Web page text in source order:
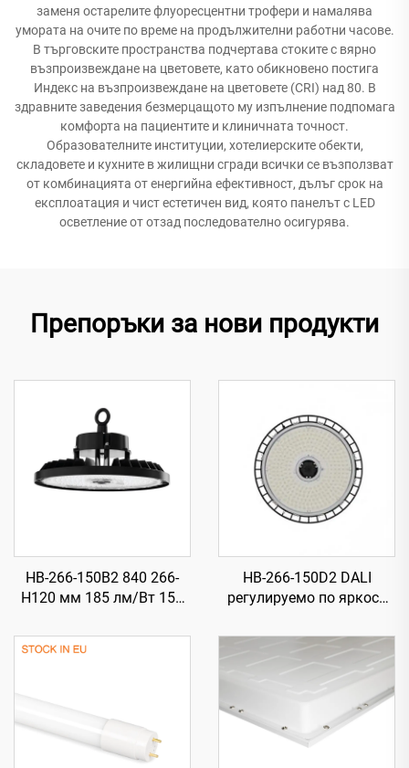
заменя остарелите флуоресцентни трофери и намалява
умората на очите по време на продължителни работни часове.
В търговските пространства подчертава стоките с вярно
възпроизвеждане на цветовете, като обикновено постига
Индекс на възпроизвеждане на цветовете (CRI) над 80. В
здравните заведения безмерцащото му изпълнение подпомага
комфорта на пациентите и клиничната точност.
Образователните институции, хотелиерските обекти,
складовете и кухните в жилищни сгради всички се възползват
от комбинацията от енергийна ефективност, дълъг срок на
експлоатация и чист естетичен вид, която панелът с LED
осветление от отзад последователно осигурява.
Препоръки за нови продукти
HB-266-150B2 840 266-
H120 мм 185 лм/Вт 150
високомонтажно
осветление
HB-266-150D2 DALI
регулируемо по яркост
Вт 150 Вт 27750 лм UFO
LED високомонтажно
осветление